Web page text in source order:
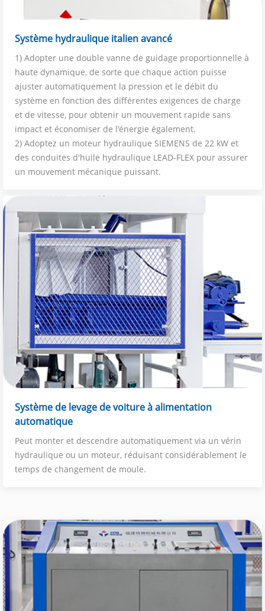
Système hydraulique italien avancé
1) Adopter une double vanne de guidage proportionnelle à
haute dynamique, de sorte que chaque action puisse
ajuster automatiquement la pression et le débit du
système en fonction des différentes exigences de charge
et de vitesse, pour obtenir un mouvement rapide sans
impact et économiser de l'énergie également.
2) Adoptez un moteur hydraulique SIEMENS de 22 kW et
des conduites d'huile hydraulique LEAD-FLEX pour assurer
un mouvement mécanique puissant.
Système de levage de voiture à alimentation
automatique
Peut monter et descendre automatiquement via un vérin
hydraulique ou un moteur, réduisant considérablement le
temps de changement de moule.